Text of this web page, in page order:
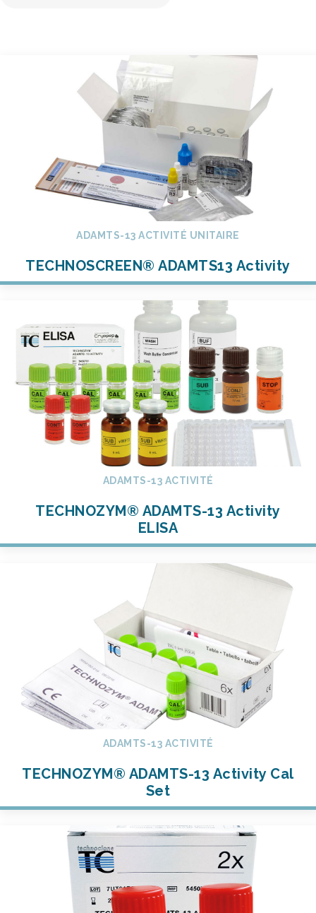
ADAMTS-13 ACTIVITÉ UNITAIRE
TECHNOSCREEN® ADAMTS13 Activity
ADAMTS-13 ACTIVITÉ
TECHNOZYM® ADAMTS-13 Activity
ELISA
ADAMTS-13 ACTIVITÉ
TECHNOZYM® ADAMTS-13 Activity Cal
Set